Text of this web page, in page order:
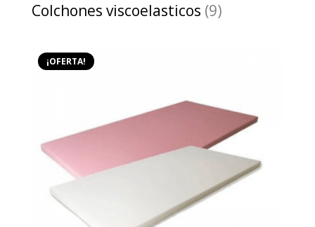
Colchones viscoelasticos (9)
¡OFERTA!